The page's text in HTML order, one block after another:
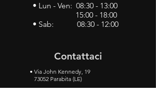
• Lun - Ven: 08:30 - 13:00
15:00 - 18:00
• Sab: 08:30 - 12:00
Contattaci
• Via John Kennedy, 19
73052 Parabita (LE)